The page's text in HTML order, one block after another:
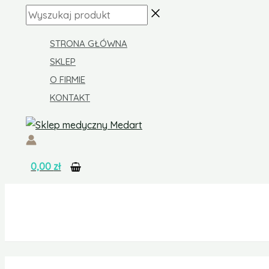
Wyszukaj
STRONA GŁÓWNA
SKLEP
O FIRMIE
KONTAKT
0,00zł
Kasetka